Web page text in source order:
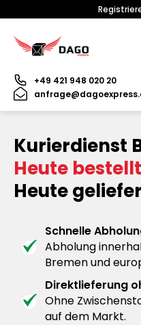
+49 421 948 020 20
Kurierdienst
Heute
Heute
Schnelle
Abholung
Bremen und
Direktlieferung
Ohne
auf dem Markt.